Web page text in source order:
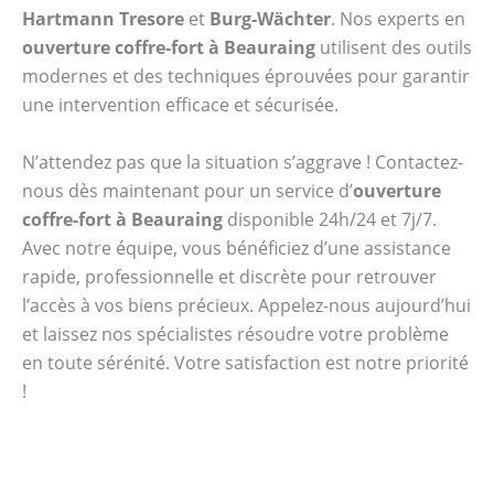
Hartmann Tresore et Burg-Wächter. Nos experts en
ouverture coffre-fort à Beauraing utilisent des outils
modernes et des techniques éprouvées pour garantir
une intervention efficace et sécurisée.
N’attendez pas que la situation s’aggrave ! Contactez-
nous dès maintenant pour un service d’ouverture
coffre-fort à Beauraing disponible 24h/24 et 7j/7.
Avec notre équipe, vous bénéficiez d’une assistance
rapide, professionnelle et discrète pour retrouver
l’accès à vos biens précieux. Appelez-nous aujourd’hui
et laissez nos spécialistes résoudre votre problème
en toute sérénité. Votre satisfaction est notre priorité
!